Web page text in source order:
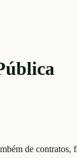
de contratos,